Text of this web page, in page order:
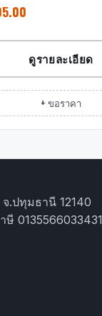
ดูรายละเอียด
+ ขอราคา
.ปทุมธานี 12140
ษี 0135566033431